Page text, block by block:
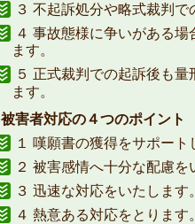
３ 不起訴処分や略式裁判で
４ 事故態様に争いがある
ます。
５ 正式裁判での起訴後も
ます。
被害者対応の４つのポイント
１ 嘆願書の獲得をサポート
２ 被害感情へ十分な配慮を
３ 迅速な対応をいたします。
４ 熱意ある対応をとります。